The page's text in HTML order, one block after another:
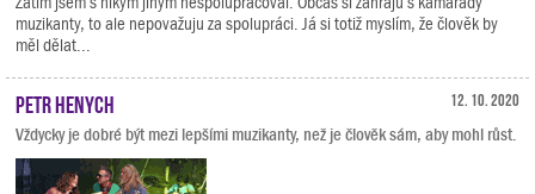
muzikanty, to ale nepovažuju za spolupráci. Já si totiž myslím, že člověk by
měl dělat...
12. 10. 2020
Petr Henych
Vždycky je dobré být mezi lepšími muzikanty, než je člověk sám, aby mohl růst.